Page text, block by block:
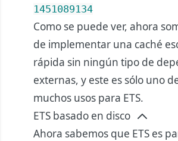
1451089134
Como se puede ver, ahora
de implementar una caché
rápida sin ningún tipo de
externas, y este es sólo uno
muchos usos para ETS.
ETS basado en disco
Ahora sabemos que ETS es